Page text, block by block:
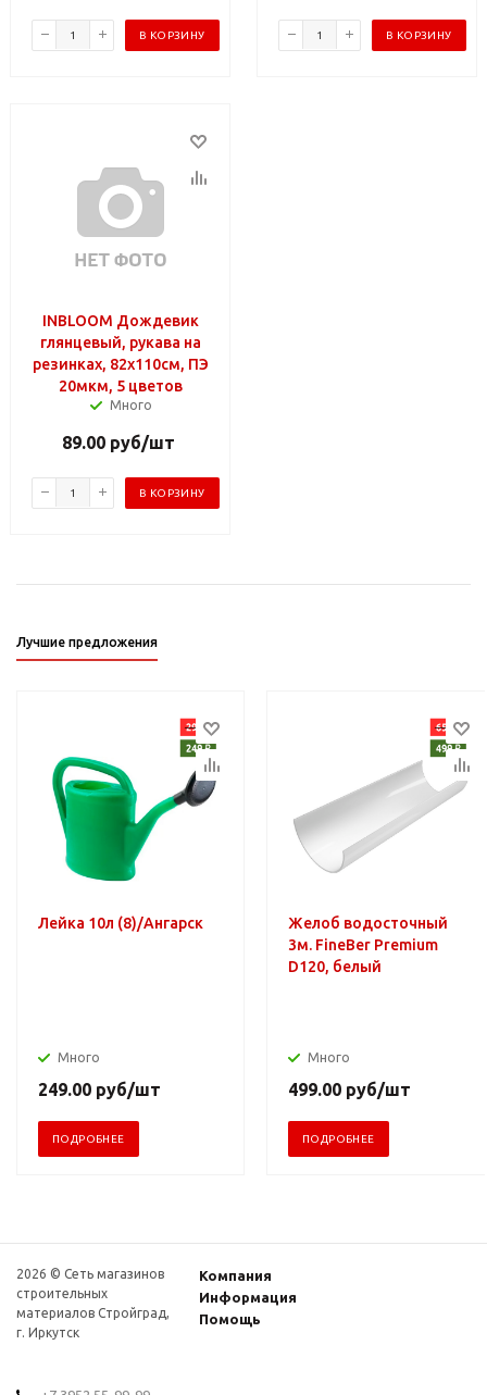
В КОРЗИНУ В КОРЗИНУ
INBLOOM Дождевик
глянцевый, рукава на
резинках, 82х110см, ПЭ
20мкм, 5 цветов
Много
89.00 руб/шт
В КОРЗИНУ
Лучшие предложения
Лейка 10л (8)/Ангарск
Много
249.00 руб/шт
ПОДРОБНЕЕ
Желоб водосточный
3м. FineBer Premium
D120, белый
Много
499.00 руб/шт
ПОДРОБНЕЕ
2026 © Сеть магазинов
строительных
материалов Стройград,
г. Иркутск
Компания
Информация
Помощь